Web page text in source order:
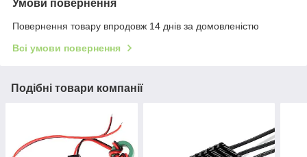
Умови повернення
Повернення товару впродовж 14 днів за домовленістю
Всі умови повернення
Подібні товари компанії